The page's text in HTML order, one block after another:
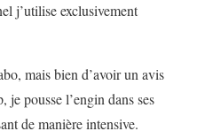
j’utilise exclusivement
mais bien d’avoir un avis
pousse l’engin dans ses
de manière intensive.